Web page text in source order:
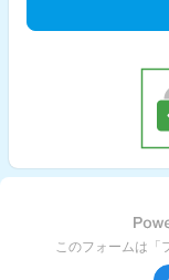
このフォームは「